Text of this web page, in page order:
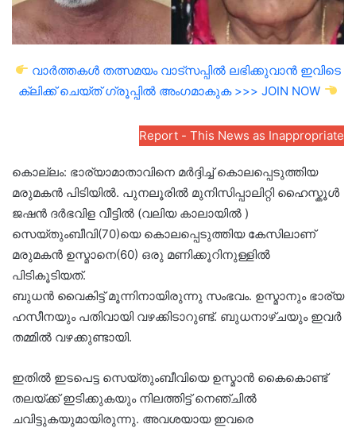
വാർത്തകൾ തത്സമയം വാട്സപ്പിൽ ലഭിക്കുവാൻ ഇവിടെ
ക്ലിക്ക് ചെയ്ത് ഗ്രൂപ്പിൽ അംഗമാകുക >>> JOIN NOW
Report - This News as Inappropriate
കൊല്ലം: ഭാര്യാമാതാവിനെ മർദ്ദിച്ച് കൊലപ്പെടുത്തിയ
മരുമകൻ പിടിയിൽ. പുനലൂരിൽ മുനിസിപ്പാലിറ്റി ഹൈസ്കൂൾ
ജഷൻ ദർഭവിള വീട്ടിൽ (വലിയ കാലായിൽ )
സെയ്‌തുംബീവി(70)യെ കൊലപ്പെടുത്തിയ കേസിലാണ്‌
മരുമകൻ ഉസ്മാനെ(60) ഒരു മണിക്കൂറിനുള്ളിൽ
പിടികൂടിയത്‌.
ബുധൻ വൈകിട്ട് മൂന്നിനായിരുന്നു സംഭവം. ഉസ്മാനും ഭാര്യ
ഹസീനയും പതിവായി വഴക്കിടാറുണ്ട്‌. ബുധനാഴ്ചയും ഇവർ
തമ്മിൽ വഴക്കുണ്ടായി.
ഇതിൽ ഇടപെട്ട സെയ്തുംബീവിയെ ഉസ്മാൻ കൈകൊണ്ട്
തലയ്ക്ക് ഇടിക്കുകയും നിലത്തിട്ട് നെഞ്ചിൽ
ചവിട്ടുകയുമായിരുന്നു. അവശയായ ഇവരെ